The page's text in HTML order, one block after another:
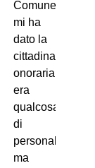
Comune
mi ha
dato la
cittadinanza
onoraria
era
qualcosa
di
personale,
ma